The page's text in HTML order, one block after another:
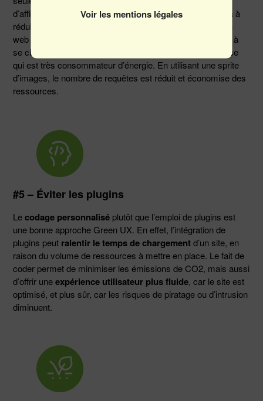
d’afficher la partie de l’image souhaitée, ce qui contribuera à
réduire l’impact écologique d’une page. En effet, une page
web contenant de multiples images peut mettre du temps à
se charger et générer de nombreuses requêtes serveur, ce
qui est très consommateur d’énergie. En utilisant une sprite
d’images, le nombre de requêtes est réduit et économise des
ressources.
#5 – Éviter les plugins
Lecodage personnalisé plutôt que l’emploi de plugins est
une bonne approche Green UX. En effet, l’intégration de
plugins peut ralentir le temps de chargementd’un site, en
raison du volume de ressources à mettre en place. Le fait de
coder permet de minimiser les émissions de CO2, mais aussi
d’offrir uneexpérience utilisateur plus fluide, car le site est
optimisé, et plus sûr, car les risques de piratage ou d’intrusion
diminuent.
Voir les mentions légales